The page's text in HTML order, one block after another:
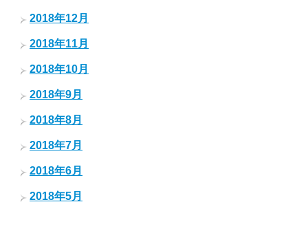
2018年12月
2018年11月
2018年10月
2018年9月
2018年8月
2018年7月
2018年6月
2018年5月